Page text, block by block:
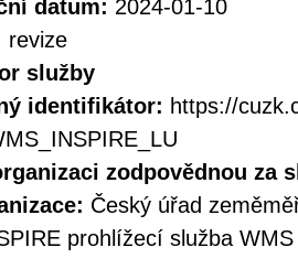
datum: 2024-01-10
revize
služby
identifikátor: https://
zodpovědnou za
Český úřad
prohlížecí služba